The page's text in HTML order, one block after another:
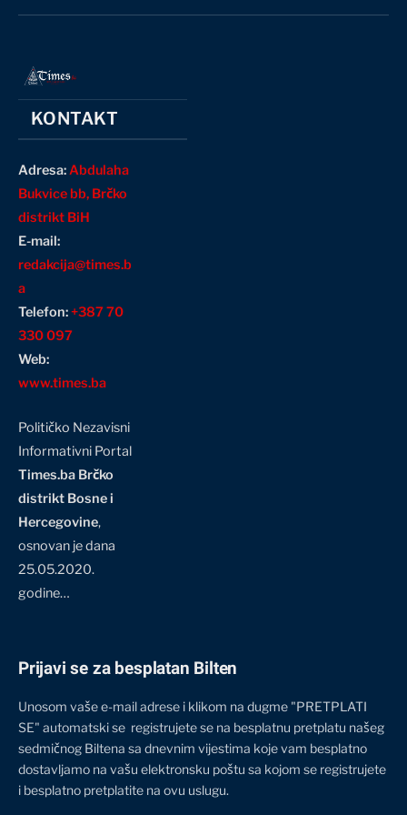
(Twitter)
KONTAKT
Adresa:Abdulaha
Bukvice bb, Brčko
distrikt BiH
E-mail:
redakcija@times.b
a
Telefon:+387 70
330 097
Web:
www.times.ba
Političko Nezavisni
Informativni Portal
Times.ba Brčko
distrikt Bosne i
Hercegovine,
osnovan je dana
25.05.2020.
godine…
Prijavi se za besplatan Bilten
Unosom vaše e-mail adrese i klikom na dugme "PRETPLATI
SE" automatski se registrujete se na besplatnu pretplatu našeg
sedmičnog Biltena sa dnevnim vijestima koje vam besplatno
dostavljamo na vašu elektronsku poštu sa kojom se registrujete
i besplatno pretplatite na ovu uslugu.